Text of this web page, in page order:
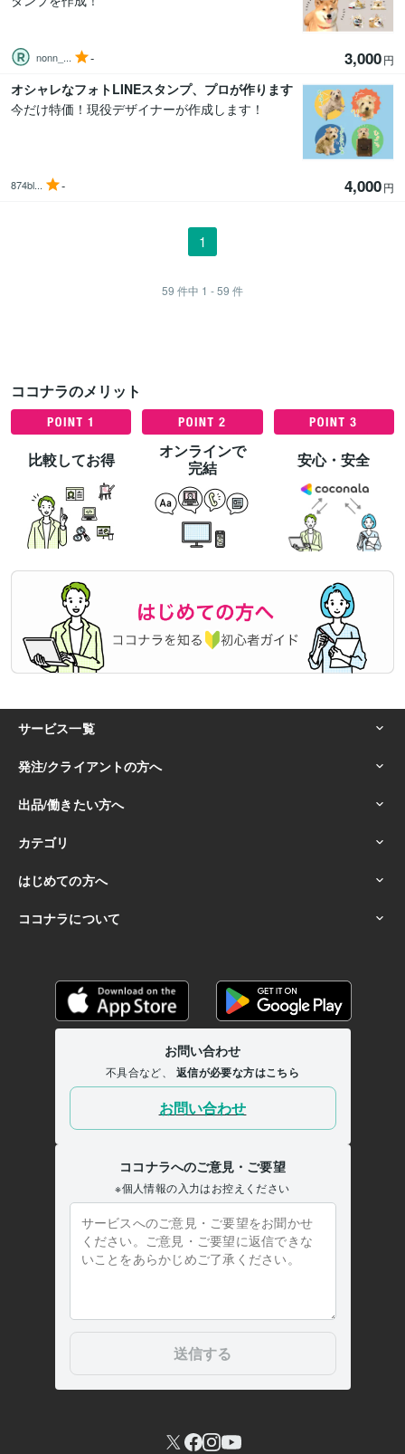
nonn_... - 3,000円
オシャレなフォトLINEスタンプ、プロが作ります
今だけ特価！現役デザイナーが作成します！
874bl... - 4,000円
1
59 件中 1 - 59 件
ココナラのメリット
比較してお得
オンラインで
完結
安心・安全